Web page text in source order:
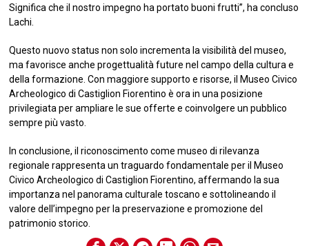
Significa che il nostro impegno ha portato buoni frutti”, ha concluso
Lachi.
Questo nuovo status non solo incrementa la visibilità del museo,
ma favorisce anche progettualità future nel campo della cultura e
della formazione. Con maggiore supporto e risorse, il Museo Civico
Archeologico di Castiglion Fiorentino è ora in una posizione
privilegiata per ampliare le sue offerte e coinvolgere un pubblico
sempre più vasto.
In conclusione, il riconoscimento come museo di rilevanza
regionale rappresenta un traguardo fondamentale per il Museo
Civico Archeologico di Castiglion Fiorentino, affermando la sua
importanza nel panorama culturale toscano e sottolineando il
valore dell’impegno per la preservazione e promozione del
patrimonio storico.